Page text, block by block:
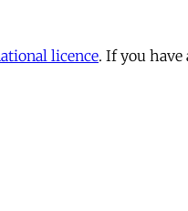
licence. If you